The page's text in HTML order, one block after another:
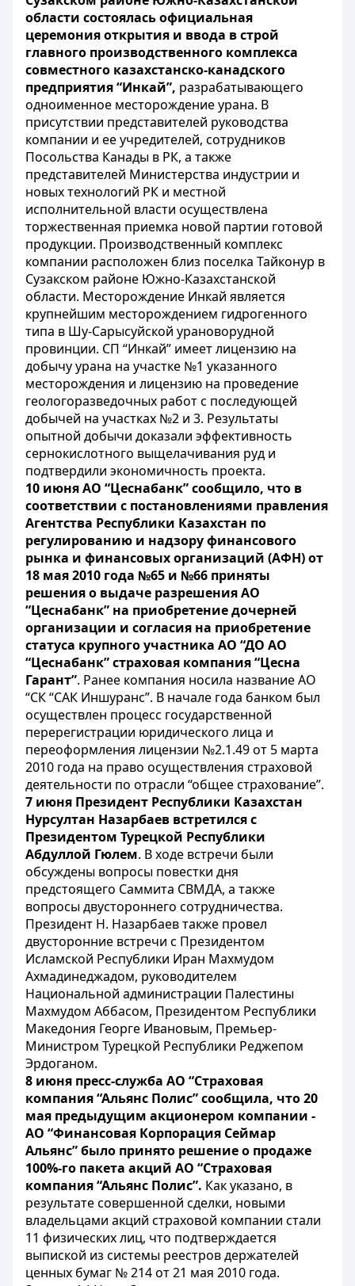
области состоялась официальная
церемония открытия и ввода в строй
главного производственного комплекса
совместного казахстанско-канадского
предприятия “Инкай”, разрабатывающего
одноименное месторождение урана. В
присутствии представителей руководства
компании и ее учредителей, сотрудников
Посольства Канады в РК, а также
представителей Министерства индустрии и
новых технологий РК и местной
исполнительной власти осуществлена
торжественная приемка новой партии готовой
продукции. Производственный комплекс
компании расположен близ поселка Тайконур в
Сузакском районе Южно-Казахстанской
области. Месторождение Инкай является
крупнейшим месторождением гидрогенного
типа в Шу-Сарысуйской урановорудной
провинции. СП “Инкай” имеет лицензию на
добычу урана на участке №1 указанного
месторождения и лицензию на проведение
геологоразведочных работ с последующей
добычей на участках №2 и 3. Результаты
опытной добычи доказали эффективность
сернокислотного выщелачивания руд и
подтвердили экономичность проекта.
10 июня АО “Цеснабанк” сообщило, что в
соответствии с постановлениями правления
Агентства Республики Казахстан по
регулированию и надзору финансового
рынка и финансовых организаций (АФН) от
18 мая 2010 года №65 и №66 приняты
решения о выдаче разрешения АО
“Цеснабанк” на приобретение дочерней
организации и согласия на приобретение
статуса крупного участника АО “ДО АО
“Цеснабанк” страховая компания “Цесна
Гарант”. Ранее компания носила название АО
“СК “САК Иншуранс”. В начале года банком был
осуществлен процесс государственной
перерегистрации юридического лица и
переоформления лицензии №2.1.49 от 5 марта
2010 года на право осуществления страховой
деятельности по отрасли “общее страхование”.
7 июня Президент Республики Казахстан
Нурсултан Назарбаев встретился с
Президентом Турецкой Республики
Абдуллой Гюлем. В ходе встречи были
обсуждены вопросы повестки дня
предстоящего Саммита СВМДА, а также
вопросы двустороннего сотрудничества.
Президент Н. Назарбаев также провел
двусторонние встречи с Президентом
Исламской Республики Иран Махмудом
Ахмадинеджадом, руководителем
Национальной администрации Палестины
Махмудом Аббасом, Президентом Республики
Македония Георге Ивановым, Премьер-
Министром Турецкой Республики Реджепом
Эрдоганом.
8 июня пресс-служба АО “Страховая
компания “Альянс Полис” сообщила, что 20
мая предыдущим акционером компании -
АО “Финансовая Корпорация Сеймар
Альянс” было принято решение о продаже
100%-го пакета акций АО “Страховая
компания “Альянс Полис”. Как указано, в
результате совершенной сделки, новыми
владельцами акций страховой компании стали
11 физических лиц, что подтверждается
выпиской из системы реестров держателей
ценных бумаг № 214 от 21 мая 2010 года.